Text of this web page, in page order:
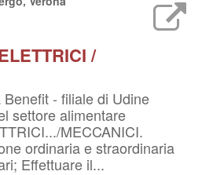
/
- filiale di Udine
settore alimentare
MECCANICI.
ordinaria e straordinaria
Effettuare il...